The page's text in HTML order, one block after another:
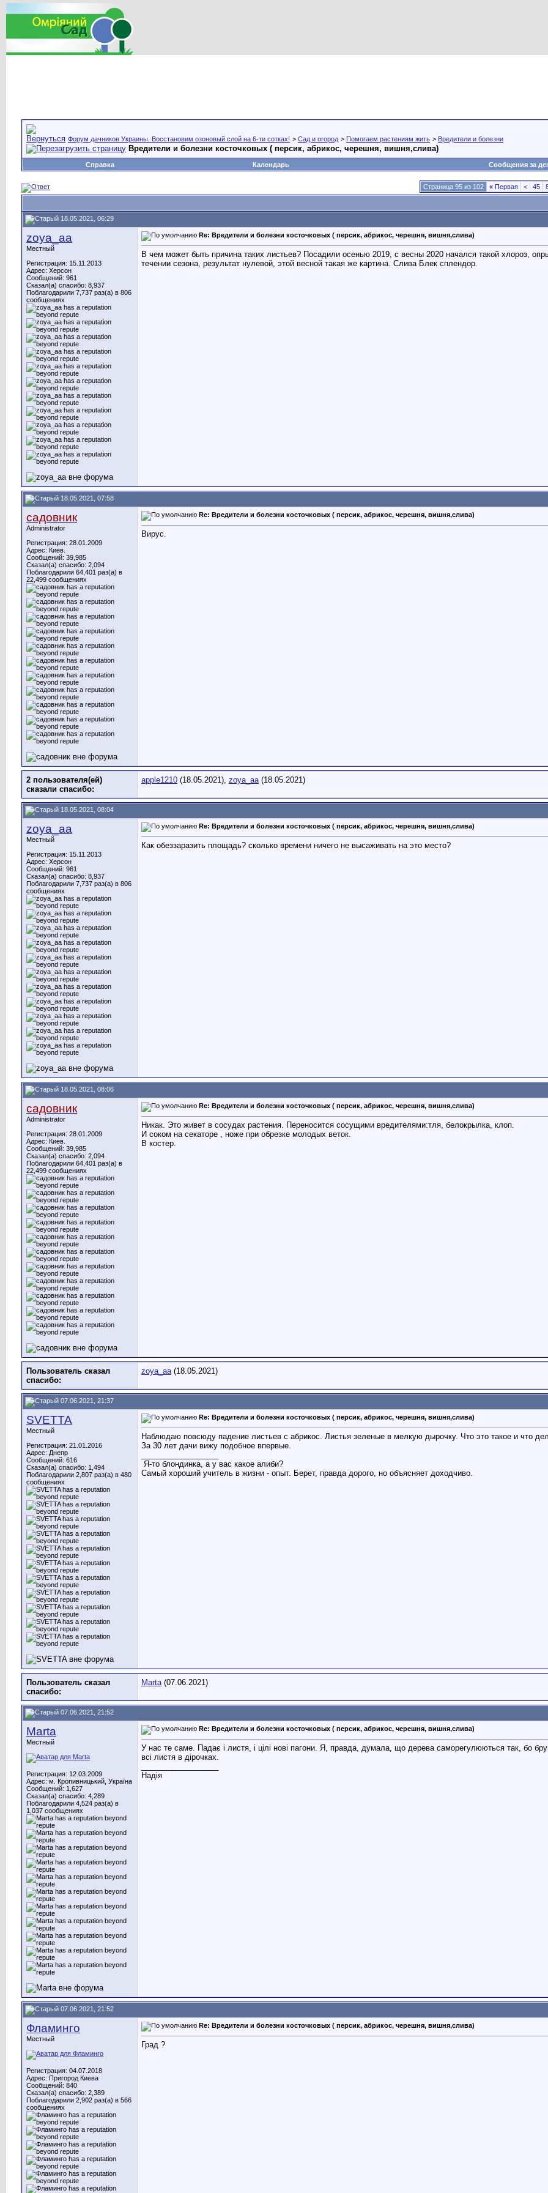
Форум дачников Украины. Восстановим озоновый слой на 6-ти сотках! > Сад и огород > Помогаем растениям жить > Вредители и болезни
Вредители и болезни косточковых ( персик, абрикос, черешня, вишня,слива)
Справка Календарь Сообщения за
Страница 95 из 102 « Первая < 45
18.05.2021, 06:29
zoya_aa
Местный
Регистрация: 15.11.2013
Адрес: Херсон
Сообщений: 961
Сказал(а) спасибо: 8,937
Поблагодарили 7,737 раз(а) в 806
сообщениях
Re: Вредители и болезни косточковых ( персик, абрикос, черешня, вишня,слива)
В чем может быть причина таких листьев? Посадили осенью 2019, с весны 2020 начался такой хлороз,
течении сезона, результат нулевой, этой весной такая же картина. Слива Блек сплендор.
18.05.2021, 07:58
садовник
Administrator
Регистрация: 28.01.2009
Адрес: Киев.
Сообщений: 39,985
Сказал(а) спасибо: 2,094
Поблагодарили 64,401 раз(а) в
22,499 сообщениях
Re: Вредители и болезни косточковых ( персик, абрикос, черешня, вишня,слива)
Вирус.
2 пользователя(ей)
сказали cпасибо:
apple1210 (18.05.2021), zoya_aa(18.05.2021)
18.05.2021, 08:04
zoya_aa
Местный
Регистрация: 15.11.2013
Адрес: Херсон
Сообщений: 961
Сказал(а) спасибо: 8,937
Поблагодарили 7,737 раз(а) в 806
сообщениях
Re: Вредители и болезни косточковых ( персик, абрикос, черешня, вишня,слива)
Как обеззаразить площадь? сколько времени ничего не высаживать на это место?
18.05.2021, 08:06
садовник
Administrator
Регистрация: 28.01.2009
Адрес: Киев.
Сообщений: 39,985
Сказал(а) спасибо: 2,094
Поблагодарили 64,401 раз(а) в
22,499 сообщениях
Re: Вредители и болезни косточковых ( персик, абрикос, черешня, вишня,слива)
Никак. Это живет в сосудах растения. Переносится сосущими вредителями:тля, белокрылка, клоп.
И соком на секаторе , ноже при обрезке молодых веток.
В костер.
Пользователь сказал
cпасибо:
zoya_aa(18.05.2021)
07.06.2021, 21:37
SVETTA
Местный
Регистрация: 21.01.2016
Адрес: Днепр
Сообщений: 616
Сказал(а) спасибо: 1,494
Поблагодарили 2,807 раз(а) в 480
сообщениях
Re: Вредители и болезни косточковых ( персик, абрикос, черешня, вишня,слива)
Наблюдаю повсюду падение листьев с абрикос. Листья зеленые в мелкую дырочку. Что это такое и что
За 30 лет дачи вижу подобное впервые.
Я-то блондинка, а у вас какое алиби?
Самый хороший учитель в жизни - опыт. Берет, правда дорого, но объясняет доходчиво.
Пользователь сказал
cпасибо:
Marta(07.06.2021)
07.06.2021, 21:52
Marta
Местный
Регистрация: 12.03.2009
Адрес: м. Кропивницький, Україна
Сообщений: 1,627
Сказал(а) спасибо: 4,289
Поблагодарили 4,524 раз(а) в
1,037 сообщениях
Re: Вредители и болезни косточковых ( персик, абрикос, черешня, вишня,слива)
У нас те саме. Падає і листя, і цілі нові пагони. Я, правда, думала, що дерева саморегулюються так, бо
всі листя в дірочках.
Надія
07.06.2021, 21:52
Фламинго
Местный
Регистрация: 04.07.2018
Адрес: Пригород Киева
Сообщений: 840
Сказал(а) спасибо: 2,389
Поблагодарили 2,902 раз(а) в 566
сообщениях
Re: Вредители и болезни косточковых ( персик, абрикос, черешня, вишня,слива)
Град ?